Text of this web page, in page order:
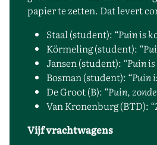
papier te zetten. Dat levert
Staal (student): “Puin is
Körmeling (student):
Jansen (student): “Puin
Bosman (student): “Puin
De Groot (B): “Puin,
Van Kronenburg (BTD):
Vijf vrachtwagens